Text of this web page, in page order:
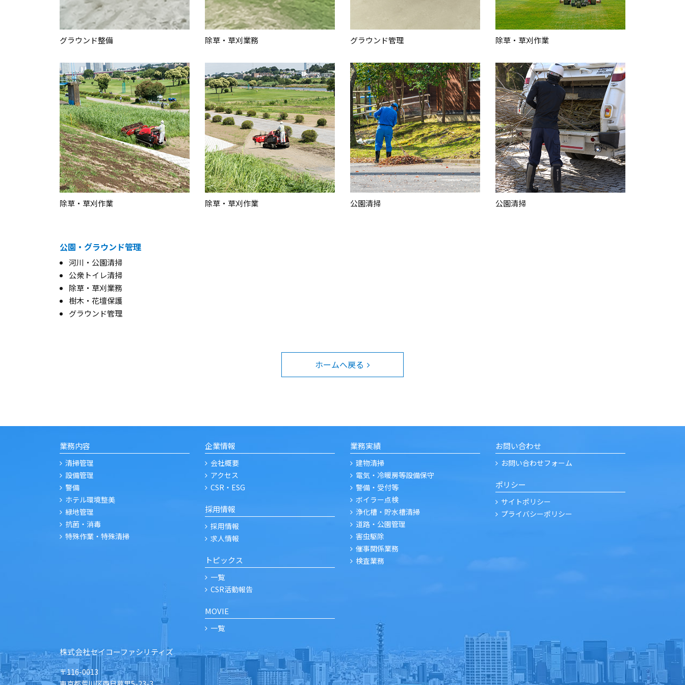
グラウンド整備 除草・草刈業務 グラウンド管理 除草・草刈作業
除草・草刈作業 除草・草刈作業 公園清掃 公園清掃
公園・グラウンド管理
河川・公園清掃
公衆トイレ清掃
除草・草刈業務
樹木・花壇保護
グラウンド管理
ホームへ戻る
業務内容
清掃管理
設備管理
警備
ホテル環境整美
緑地管理
抗菌・消毒
特殊作業・特殊清掃
企業情報
会社概要
アクセス
CSR・ESG
採用情報
採用情報
求人情報
トピックス
一覧
CSR活動報告
MOVIE
一覧
業務実績
建物清掃
電気・冷暖房等設備保守
警備・受付等
ボイラー点検
浄化槽・貯水槽清掃
道路・公園管理
害虫駆除
催事関係業務
検査業務
お問い合わせ
お問い合わせフォーム
ポリシー
サイトポリシー
プライバシーポリシー
株式会社セイコーファシリティズ
〒116-0013